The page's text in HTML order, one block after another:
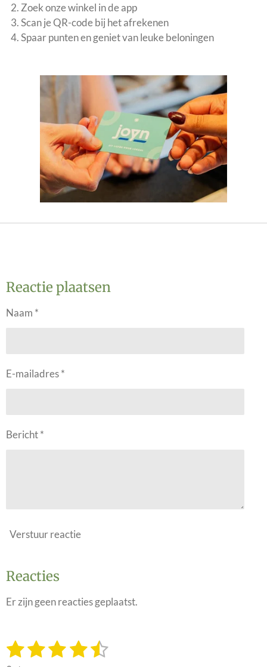
Zoek onze winkel in de app
Scan je QR-code bij het afrekenen
Spaar punten en geniet van leuke beloningen
Reactie plaatsen
Naam *
E-mailadres *
Bericht *
Verstuur reactie
Reacties
Er zijn geen reacties geplaatst.
R
a
1 2 3 4 5
S